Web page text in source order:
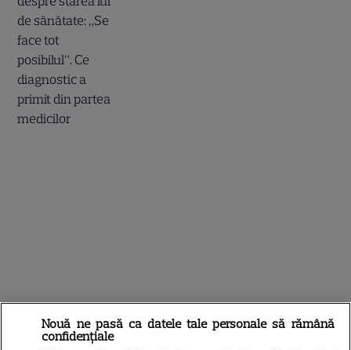
Nouă ne pasă ca datele tale personale să rămână
confidențiale